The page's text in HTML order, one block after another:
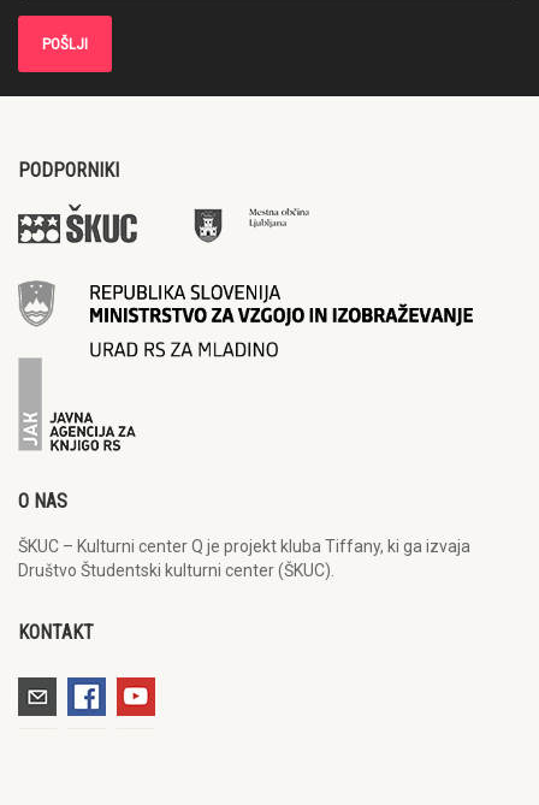
PODPORNIKI
O NAS
ŠKUC – Kulturni center Q je projekt kluba Tiffany, ki ga izvaja
Društvo Študentski kulturni center (ŠKUC).
KONTAKT